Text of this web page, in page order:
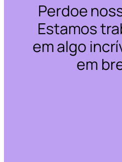
Perdoe
Estamos
em algo
em